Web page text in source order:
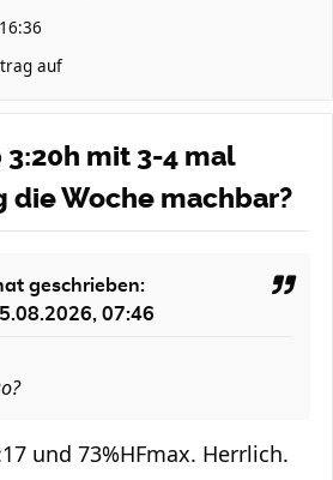
auf
3:20h mit 3-4 mal
die Woche machbar?
geschrieben:
07:46
und 73%HFmax. Herrlich.